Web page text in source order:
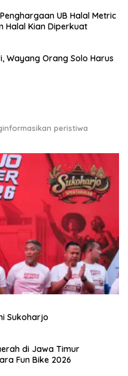
UB Halal Metric
Halal Kian Diperkuat
Wayang Orang Solo Harus
peristiwa
Sukoharjo
di Jawa Timur
Fun Bike 2026